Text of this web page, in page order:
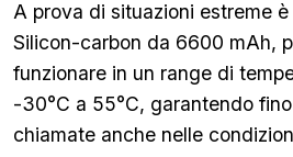
A prova di situazioni estreme
Silicon-carbon da 6600 mAh,
funzionare in un range di
-30°C a 55°C, garantendo
chiamate anche nelle